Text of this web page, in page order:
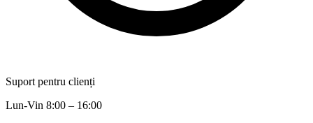
Suport pentru clienți
Lun-Vin 8:00 – 16:00